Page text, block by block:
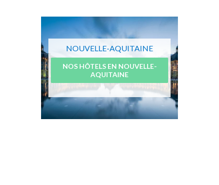
NOUVELLE-AQUITAINE
NOS HÔTELS EN NOUVELLE-
AQUITAINE